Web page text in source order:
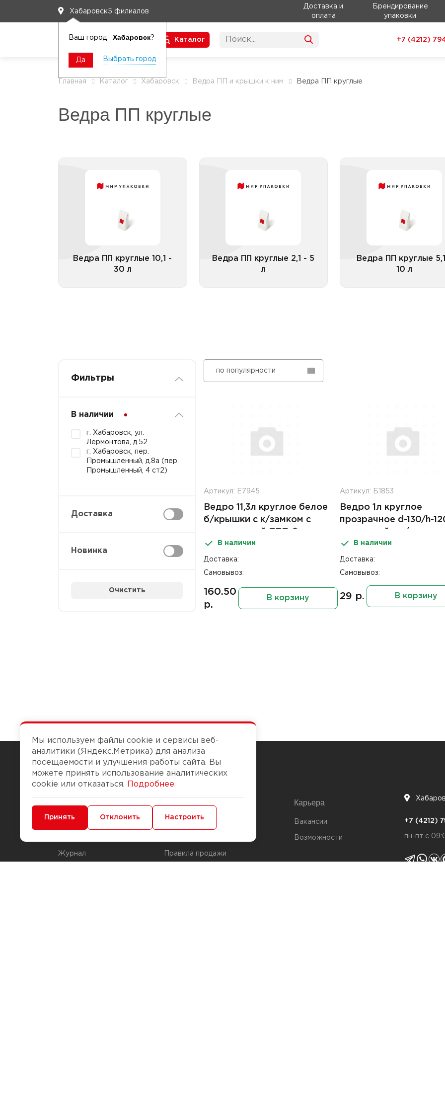
Хабаровск5 филиалов
Ваш город Хабаровск?
Да Выбрать город
Доставка и
оплата
Брендирование
упаковки
Каталог +7 (4212)
Главная Каталог Хабаровск Ведра ПП и крышки к ним Ведра ПП круглые
Ведра ПП круглые
Ведра ПП круглые 10,1 -
30 л
прозрачные с контрольным
Ведра ПП круглые 10,1 - 30 л
Все категории
Ведра ПП круглые 2,1 - 5
л
прозрачные с контрольным
Ведра ПП круглые 2,1 - 5 л
Все категории
Ведра ПП круглые
10 л
прозрачные с
Ведра ПП круглые 5,1 -
Все
Фильтры
В наличии
г. Хабаровск, ул.
Лермонтова, д.52
г. Хабаровск, пер.
Промышленный, д.8а (пер.
Промышленный, 4 ст2)
Доставка
Новинка
Очистить
по популярности
Артикул: Е7945
Ведро 11,3л круглое белое
б/крышки с к/замком с
№1
В наличии
Доставка:
Самовывоз:
160.50
р.
В корзину
Артикул: Б1853
Ведро 1л круглое
прозрачное d-130/h-
пласт ручкой ПТП
В наличии
Доставка:
Самовывоз:
29 р. В корзину
Чтобы вам легко работалось
Журнал
Доставка и оплата
Правила продажи
Карьера
Вакансии
Возможности
+7 (4212)
пн-пт с
Мы используем файлы cookie и сервисы веб-
аналитики (Яндекс.Метрика) для анализа
посещаемости и улучшения работы сайта. Вы
можете принять использование аналитических
cookie или отказаться.
Подробнее.
Минимальные Функциональные/Аналитические
Принять Отклонить Настроить